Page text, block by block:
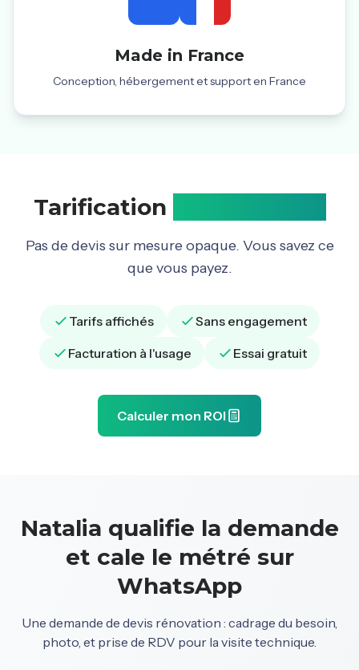
Made in France
Conception, hébergement et support en France
Tarification
Pas de devis sur mesure opaque. Vous savez ce
que vous payez.
Tarifs affichés
Sans engagement
Facturation à l'usage
Essai gratuit
Calculer mon ROI
Natalia qualifie la demande
et cale le métré sur
WhatsApp
Une demande de devis rénovation : cadrage du besoin,
photo, et prise de RDV pour la visite technique.